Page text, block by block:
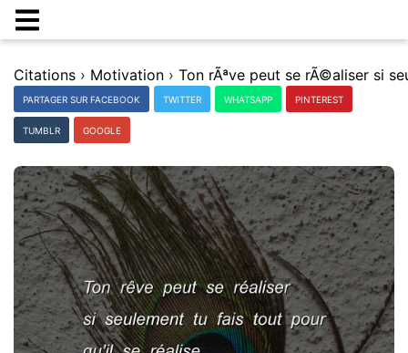
Citations › Motivation ›
PARTAGER SUR FACEBOOK TWITTER WHATSAPP PINTEREST
TUMBLR GOOGLE